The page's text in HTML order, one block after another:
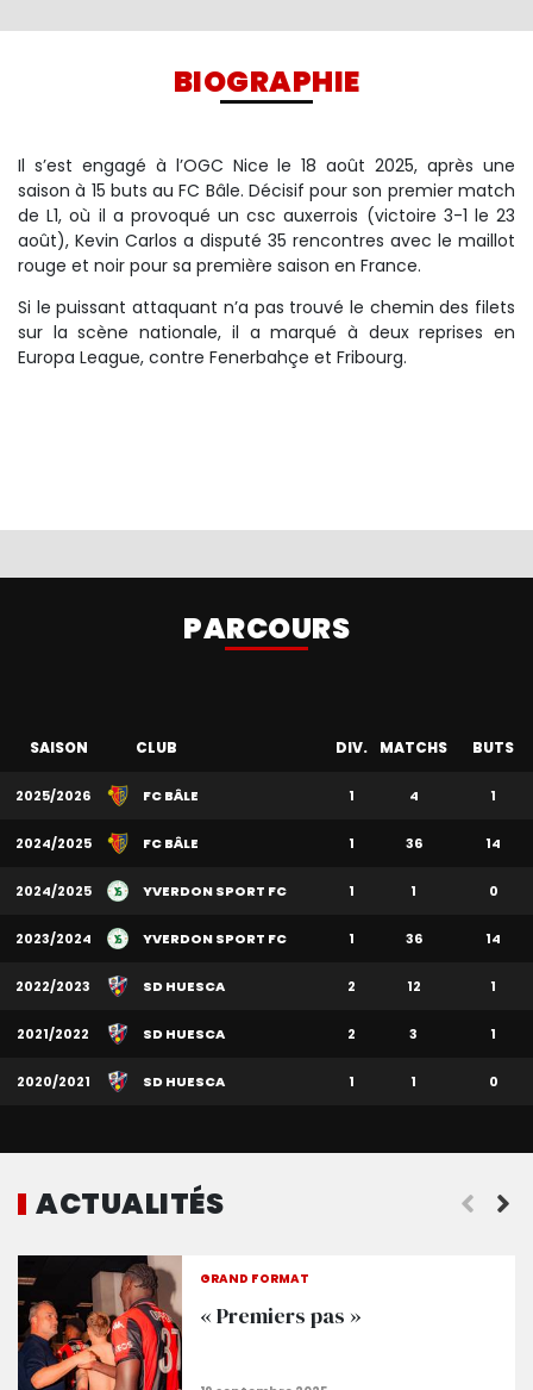
BIOGRAPHIE
Il s’est engagé à l’OGC Nice le 18 août 2025, après une
saison à 15 buts au FC Bâle. Décisif pour son premier match
de L1, où il a provoqué un csc auxerrois (victoire 3-1 le 23
août), Kevin Carlos a disputé 35 rencontres avec le maillot
rouge et noir pour sa première saison en France.
Si le puissant attaquant n’a pas trouvé le chemin des filets
sur la scène nationale, il a marqué à deux reprises en
Europa League, contre Fenerbahçe et Fribourg.
PARCOURS
SAISON CLUB DIV. MATCHS BUTS
2025/2026 FC BÂLE 1 4 1
2024/2025 FC BÂLE 1 36 14
2024/2025 YVERDON SPORT FC 1 1 0
2023/2024 YVERDON SPORT FC 1 36 14
2022/2023 SD HUESCA 2 12 1
2021/2022 SD HUESCA 2 3 1
2020/2021 SD HUESCA 1 1 0
ACTUALITÉS
GRAND FORMAT
« Premiers pas »